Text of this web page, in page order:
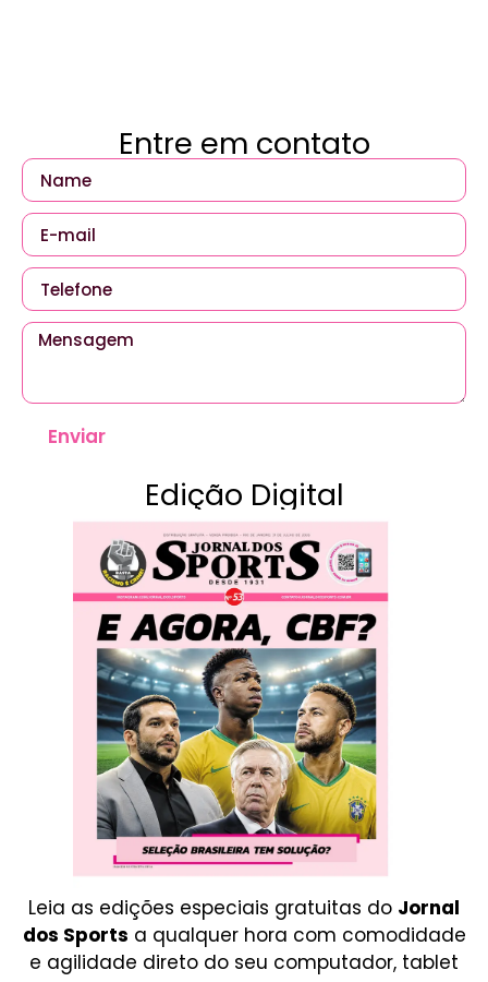
Entre em contato
Enviar
Edição Digital
Leia as edições especiais gratuitas do Jornal
dos Sports a qualquer hora com comodidade
e agilidade direto do seu computador, tablet